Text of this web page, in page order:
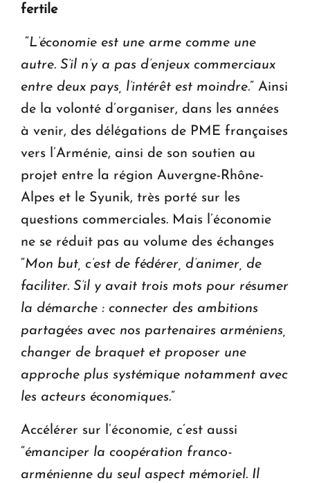
fertile
“L’économie est une arme comme une
autre. S’il n’y a pas d’enjeux commerciaux
entre deux pays, l’intérêt est moindre.” Ainsi
de la volonté d’organiser, dans les années
à venir, des délégations de PME françaises
vers l’Arménie, ainsi de son soutien au
projet entre la région Auvergne-Rhône-
Alpes et le Syunik, très porté sur les
questions commerciales. Mais l’économie
ne se réduit pas au volume des échanges
“Mon but, c’est de fédérer, d’animer, de
faciliter. S’il y avait trois mots pour résumer
la démarche : connecter des ambitions
partagées avec nos partenaires arméniens,
changer de braquet et proposer une
approche plus systémique notamment avec
les acteurs économiques.”
Accélérer sur l’économie, c’est aussi
“émanciper la coopération franco-
arménienne du seul aspect mémoriel. Il